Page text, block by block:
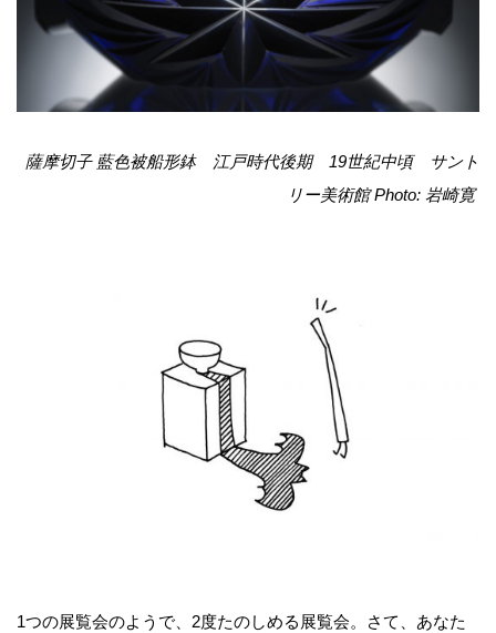
薩摩切子 藍色被船形鉢 江戸時代後期 19世紀中頃 サント
リー美術館 Photo: 岩崎寛
1つの展覧会のようで、2度たのしめる展覧会。さて、あなた